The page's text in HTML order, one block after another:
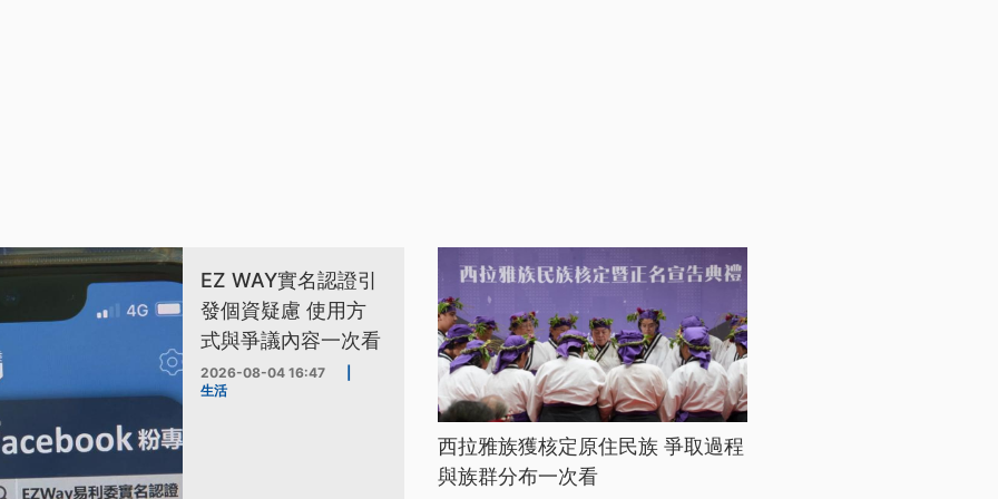
EZ WAY實名認證引
發個資疑慮 使用方
式與爭議內容一次看
2026-08-04 16:47
生活
西拉雅族獲核定原住民族 爭取過程
與族群分布一次看